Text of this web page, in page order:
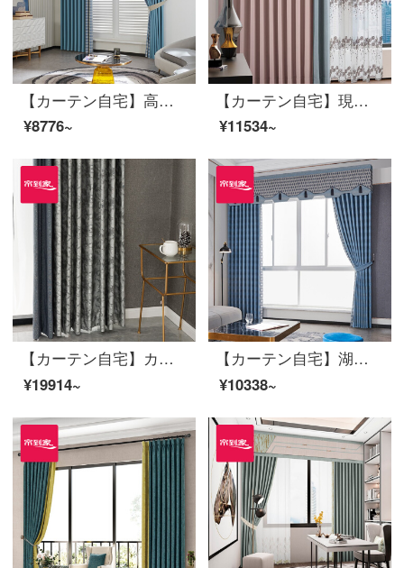
【カーテン自宅】高遮光カーテン完成品現代定型化イングランドのジャカードカーテンカーテンのドッキングポリエステル綿カスタムブラインドLDC 20 SSC-51 Sフック/カーテンヘッドを含まない(高さ2.6 m以内で変更可能)Lカーテンのセット/ダブルオープン(適用窓幅2.9-3.2 m)
¥8776~
【カーテン自宅】現代簡単な仕上げのカーテンの高遮光純色少女パウダーの左右にはカーテンが付いています。リビングルームのカスタマイズ窓LDC 20 SSB-0201ノック/カーテンヘッドが含まれていません。（高さ2.6メートル以内で変更できます。）Lカーテンのセット/ダブルオープン（適用窓幅2.9-3.2メートル）
¥11534~
【カーテン自宅】カーテン完成品の高遮光きらびやかな星河落下窓リビングルームの高精密つなぎ合わせ定型化には、裏地LDC 20 FWC-穴あけ/カーテンヘッドを含まない(高さ2.6メートル以内で変更可能)XLのカーテンセット/ダブルオープン(適用窓の幅4.1-1.4メートル)
¥19914~
【カーテン自宅】湖の光オーダーメイドリビングルームの高遮光窓高精密ジャカード定型カーテンの完成品をつなぎ合わせてLDC 20 FWC-Sフック/カーテンヘッドを含まない(高さ2.6 m以内で改変可能)Lカーテンのセット/ダブルオープン(適用窓幅2.9-3.2 m)
¥10338~